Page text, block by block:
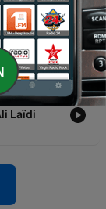
LA
Laïdi